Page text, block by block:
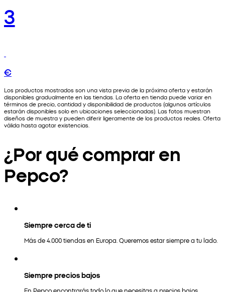
3
€
Los productos mostrados son una vista previa de la próxima oferta y estarán
disponibles gradualmente en las tiendas. La oferta en tienda puede variar en
términos de precio, cantidad y disponibilidad de productos (algunos artículos
estarán disponibles solo en ubicaciones seleccionadas). Las fotos muestran
diseños de muestra y pueden diferir ligeramente de los productos reales. Oferta
válida hasta agotar existencias.
¿Por qué comprar en
Pepco?
Siempre cerca de ti
Más de 4.000 tiendas en Europa. Queremos estar siempre a tu lado.
Siempre precios bajos
En Pepco encontrarás todo lo que necesitas a precios bajos.